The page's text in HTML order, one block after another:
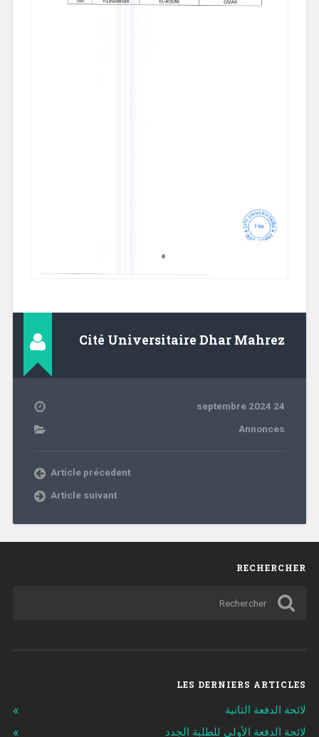
Cité Universitaire Dhar Mahrez
24 septembre 2024
Annonces
Article précedent
Article suivant
RECHERCHER
LES DERNIERS ARTICLES
لائحة الدفعة الثانية
لائحة الدفعة الأولى للطلبة الجدد